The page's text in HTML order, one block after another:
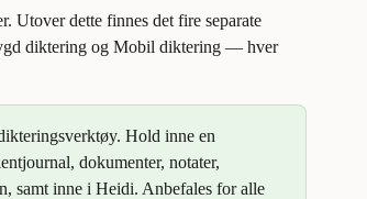
Utover dette finnes det fire separate
diktering og Mobil diktering — hver
Hold inne en
dokumenter, notater,
samt inne i Heidi. Anbefales for alle